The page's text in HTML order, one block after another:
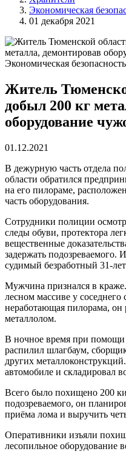
Экономическая
01 декабря 2021
Экономическая безопасность
Житель
добыл 200 кг
оборудование
01.12.2021
В дежурную часть отдела
области обратился
на его пилораме,
часть оборудования.
Сотрудники полиции
следы обуви, протектора
вещественные
задержать подозреваемого.
судимый безработный 31-
Мужчина признался в
лесном массиве у
неработающая пилорама, он
металлолом.
В ночное время при помощи
распилил шлагбаум,
других
автомобиле и складировал
Всего было похищено 200
подозреваемого, он
приёма лома и выручить
Оперативники изъяли
лесопильное оборудование